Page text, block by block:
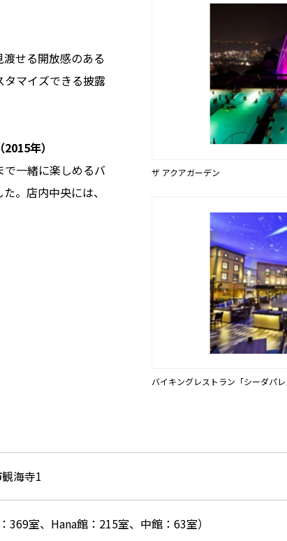
せる開放感のある
マイズできる披露
年）
一緒に楽しめるバ
。店内中央には、
ザ アクアガーデン
バイキングレストラン「シーダパ
海寺1
369室、Hana館：215室、中館：63室）